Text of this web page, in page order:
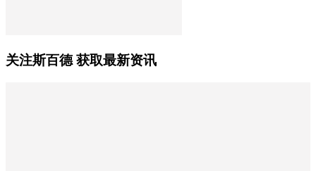
关注斯百德 获取最新资讯